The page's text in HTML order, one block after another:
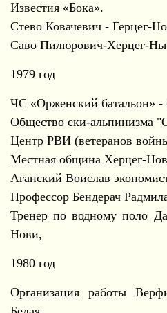
Известия «Бока».
Стево Ковачевич - Герцег-
Саво Пилюрович-Херцег-
1979 год
ЧС «Орженский батальон» -
Общество ски-альпинизма
Центр РВИ (ветеранов
Местная община Херцег-
Аганский Воислав
Профессор Бендерач
Тренер по водному поло
Нови,
1980 год
Организация работы